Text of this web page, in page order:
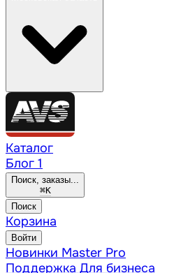
Каталог
Блог 1
Поиск, заказы...
⌘K
Поиск
Корзина
Войти
Новинки Master Pro
Поддержка Для бизнеса